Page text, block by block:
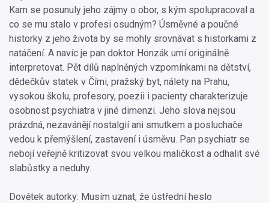
Kam se posunuly jeho zájmy o obor, s kým spolupracoval a
co se mu stalo v profesi osudným? Úsměvné a poučné
historky z jeho života by se mohly srovnávat s historkami z
natáčení. A navíc je pan doktor Honzák umí originálně
interpretovat. Pět dílů naplněných vzpomínkami na dětství,
dědečkův statek v Čími, pražský byt, nálety na Prahu,
vysokou školu, profesory, poezii i pacienty charakterizuje
osobnost psychiatra v jiné dimenzi. Jeho slova nejsou
prázdná, nezavánějí nostalgií ani smutkem a posluchače
vedou k přemýšlení, zastavení i úsměvu. Pan psychiatr se
nebojí veřejně kritizovat svou velkou maličkost a odhalit své
slabůstky a neduhy.
Dovětek autorky: Musím uznat, že ústřední heslo